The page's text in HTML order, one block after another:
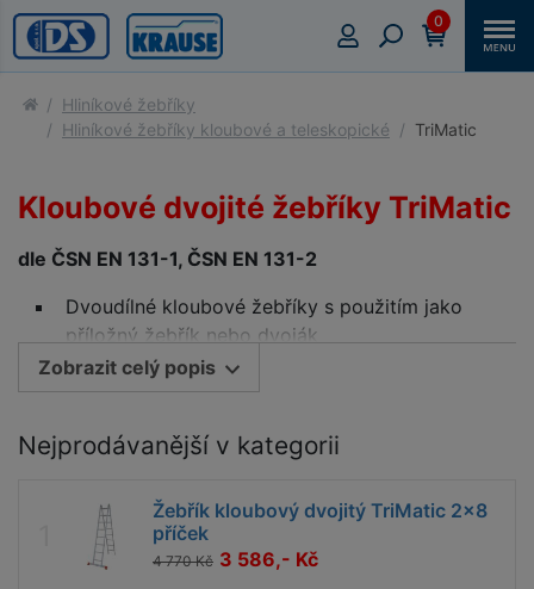
0
Hliníkové žebříky
Hliníkové žebříky kloubové a teleskopické
TriMatic
Kloubové dvojité žebříky TriMatic
dle ČSN EN 131-1, ČSN EN 131-2
Dvoudílné kloubové žebříky s použitím jako
příložný žebřík nebo dvoják
Patentované bezpečnostní polohovací klouby
KRAUSE se současným ovládáním páru kloubů
manipulaci a bezpečnou funkci žebříku
protiskluzovými plastovými patkami zajišťuje
vysokou stabilitu a bezpečnost
Zobrazit celý popis
Nejprodávanější v kategorii
Žebřík kloubový dvojitý TriMatic 2x8
příček
4 770 Kč 3 586,- Kč